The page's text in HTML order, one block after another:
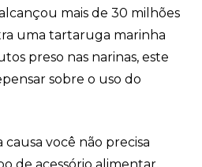
mais de 30 milhões
uma tartaruga marinha
preso nas narinas, este
sobre o uso do
causa você não precisa